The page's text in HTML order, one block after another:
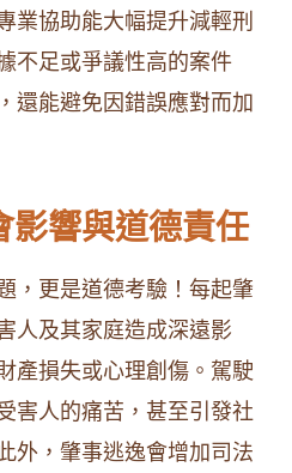
業協助能大幅提升減輕刑
不足或爭議性高的案件
還能避免因錯誤應對而加
影響與道德責任
，更是道德考驗！每起肇
人及其家庭造成深遠影
產損失或心理創傷。駕駛
害人的痛苦，甚至引發社
外，肇事逃逸會增加司法